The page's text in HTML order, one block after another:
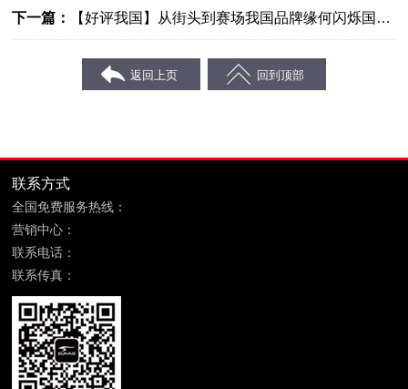
验对比分析
下一篇：
【好评我国】从街头到赛场我国品牌缘何闪烁国际
杯？
联系方式
全国免费服务热线：
营销中心：
联系电话：
联系传真：